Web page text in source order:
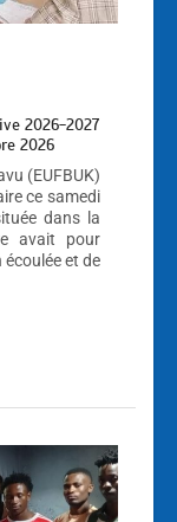
2026-2027
2026
(EUFBUK)
ce samedi
dans la
avait pour
et de